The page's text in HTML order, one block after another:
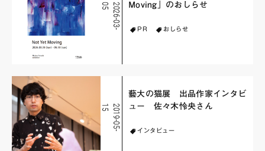
2
0
2
6
-
0
3
-
0
5
Moving」のおしらせ
PR おしらせ
2
0
1
9
-
0
5
-
1
5
藝大の猫展 出品作家インタビ
ュー 佐々木怜央さん
インタビュー